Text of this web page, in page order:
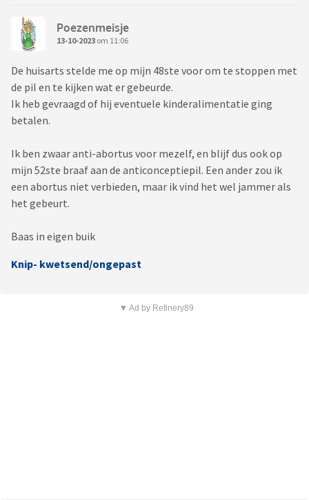
Poezenmeisje
13-10-2023 om 11:06
De huisarts stelde me op mijn 48ste voor om te stoppen met
de pil en te kijken wat er gebeurde.
Ik heb gevraagd of hij eventuele kinderalimentatie ging
betalen.
Ik ben zwaar anti-abortus voor mezelf, en blijf dus ook op
mijn 52ste braaf aan de anticonceptiepil. Een ander zou ik
een abortus niet verbieden, maar ik vind het wel jammer als
het gebeurt.
Baas in eigen buik
Knip- kwetsend/ongepast
▼ Ad by Refinery89